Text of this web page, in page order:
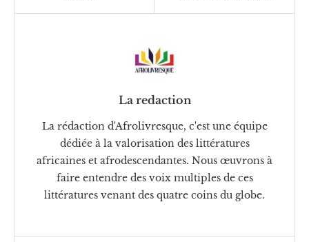
La redaction
La rédaction d'Afrolivresque, c'est une équipe
dédiée à la valorisation des littératures
africaines et afrodescendantes. Nous œuvrons à
faire entendre des voix multiples de ces
littératures venant des quatre coins du globe.